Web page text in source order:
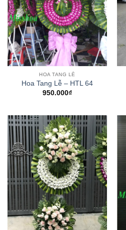
HOA TANG LỄ
Hoa Tang Lễ – HTL 64
950.000₫